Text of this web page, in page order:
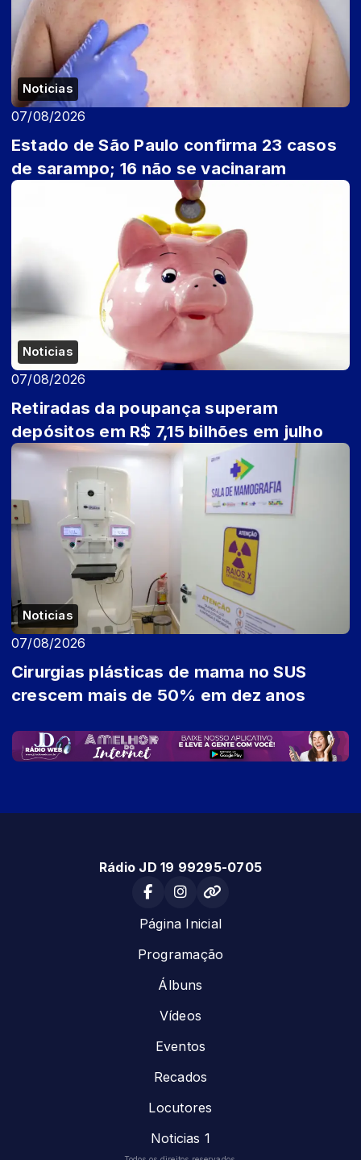
Noticias
07/08/2026
Estado de São Paulo confirma 23 casos
de sarampo; 16 não se vacinaram
Noticias
07/08/2026
Retiradas da poupança superam
depósitos em R$ 7,15 bilhões em julho
Noticias
07/08/2026
Cirurgias plásticas de mama no SUS
crescem mais de 50% em dez anos
Rádio JD 19 99295-0705
Página Inicial
Programação
Álbuns
Vídeos
Eventos
Recados
Locutores
Noticias 1